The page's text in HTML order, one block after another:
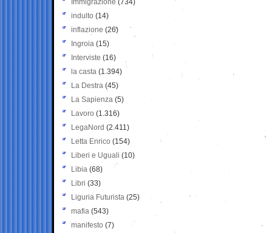
Immigrazione (734)
indulto (14)
inflazione (26)
Ingroia (15)
Interviste (16)
la casta (1.394)
La Destra (45)
La Sapienza (5)
Lavoro (1.316)
LegaNord (2.411)
Letta Enrico (154)
Liberi e Uguali (10)
Libia (68)
Libri (33)
Liguria Futurista (25)
mafia (543)
manifesto (7)